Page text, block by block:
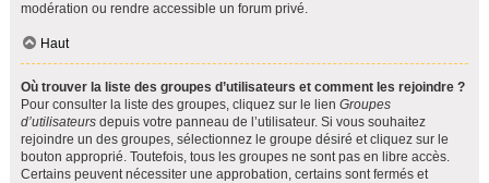
modération ou rendre accessible un forum privé.
Haut
Où trouver la liste des groupes d’utilisateurs et comment les rejoindre ?
Pour consulter la liste des groupes, cliquez sur le lien Groupes
d’utilisateurs depuis votre panneau de l’utilisateur. Si vous souhaitez
rejoindre un des groupes, sélectionnez le groupe désiré et cliquez sur le
bouton approprié. Toutefois, tous les groupes ne sont pas en libre accès.
Certains peuvent nécessiter une approbation, certains sont fermés et